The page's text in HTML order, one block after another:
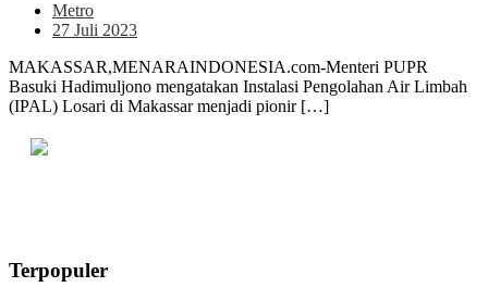
Metro
27 Juli 2023
MAKASSAR,MENARAINDONESIA.com-Menteri PUPR
Basuki Hadimuljono mengatakan Instalasi Pengolahan Air Limbah
(IPAL) Losari di Makassar menjadi pionir […]
Terpopuler